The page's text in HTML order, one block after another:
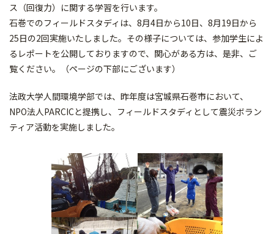
ス（回復力）に関する学習を行います。
石巻でのフィールドスタディは、8月4日から10日、8月19日から
25日の2回実施いたしました。その様子については、参加学生によ
るレポートを公開しておりますので、関心がある方は、是非、ご
覧ください。（ページの下部にございます）
法政大学人間環境学部では、昨年度は宮城県石巻市において、
NPO法人PARCICと提携し、フィールドスタディとして震災ボラン
ティア活動を実施しました。